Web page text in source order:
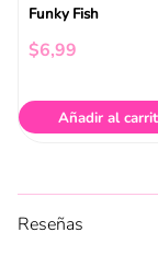
Funky Fish
$6,99
Añadir al
Reseñas